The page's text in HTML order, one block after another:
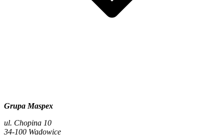
Grupa Maspex
ul. Chopina 10
34-100 Wadowice